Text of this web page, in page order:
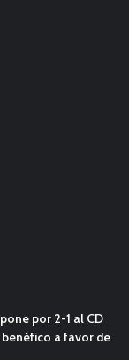
por 2-1 al CD
a favor de